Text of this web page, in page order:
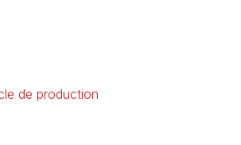
de production